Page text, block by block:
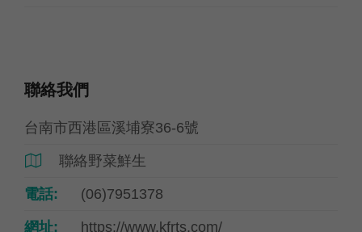
聯絡我們
台南市西港區溪埔寮36-6號
 聯絡野菜鮮生
電話: (06)7951378
網址: https://www.kfrts.com/